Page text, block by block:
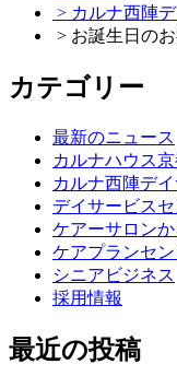
> カルナ西陣
> お誕生日の
カテゴリー
最新のニュース
カルナハウス
カルナ西陣デ
デイサービス
ケアーサロン
ケアプランセ
シニアビジネス
採用情報
最近の投稿